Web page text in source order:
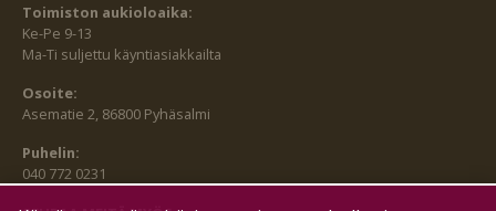
Toimiston aukioloaika:
Ke-Pe 9-13
Ma-Ti suljettu käyntiasiakkailta
Osoite:
Asematie 2, 86800 Pyhäsalmi
Puhelin:
040 772 0231